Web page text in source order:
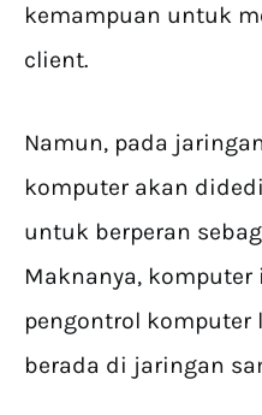
kemampuan untuk
client.
Namun, pada
komputer akan
untuk berperan
Maknanya,
pengontrol komputer
berada di jaringan